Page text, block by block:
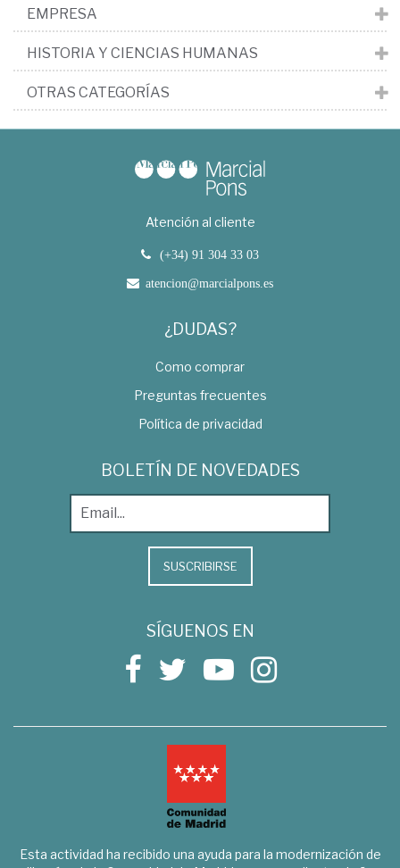
EMPRESA
HISTORIA Y CIENCIAS HUMANAS
OTRAS CATEGORÍAS
Atención al cliente
(+34) 91 304 33 03
atencion@marcialpons.es
¿DUDAS?
Como comprar
Preguntas frecuentes
Política de privacidad
BOLETÍN DE NOVEDADES
SUSCRIBIRSE
SÍGUENOS EN
Esta actividad ha recibido una ayuda para la modernización de